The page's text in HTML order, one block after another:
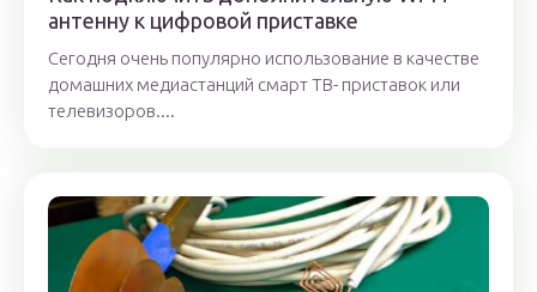
антенну к цифровой приставке
Сегодня очень популярно использование в качестве
домашних медиастанций смарт ТВ- приставок или
телевизоров....